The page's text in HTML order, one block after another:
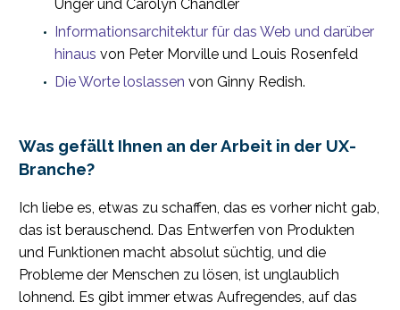
Unger und Carolyn Chandler
Informationsarchitektur für das Web und darüber
hinaus von Peter Morville und Louis Rosenfeld
Die Worte loslassen von Ginny Redish.
Was gefällt Ihnen an der Arbeit in der UX-
Branche?
Ich liebe es, etwas zu schaffen, das es vorher nicht gab,
das ist berauschend. Das Entwerfen von Produkten
und Funktionen macht absolut süchtig, und die
Probleme der Menschen zu lösen, ist unglaublich
lohnend. Es gibt immer etwas Aufregendes, auf das